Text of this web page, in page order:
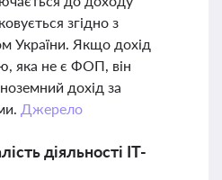
згідно з
України. Якщо дохід
яка не є ФОП, він
дохід за
Джерело
діяльності ІТ-